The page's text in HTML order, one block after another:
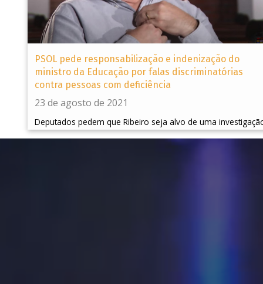
PSOL pede responsabilização e indenização do
ministro da Educação por falas discriminatórias
contra pessoas com deficiência
23 de agosto de 2021
Deputados pedem que Ribeiro seja alvo de uma